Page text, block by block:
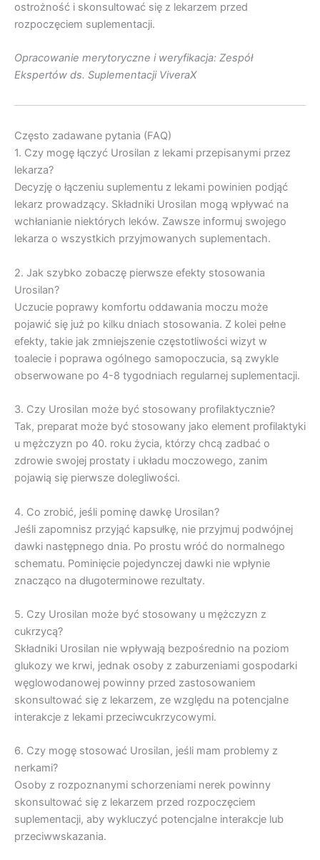
ostrożność i skonsultować się z lekarzem przed
rozpoczęciem suplementacji.
Opracowanie merytoryczne i weryfikacja: Zespół
Ekspertów ds. Suplementacji ViveraX
Często zadawane pytania (FAQ)
1. Czy mogę łączyć Urosilan z lekami przepisanymi przez
lekarza?
Decyzję o łączeniu suplementu z lekami powinien podjąć
lekarz prowadzący. Składniki Urosilan mogą wpływać na
wchłanianie niektórych leków. Zawsze informuj swojego
lekarza o wszystkich przyjmowanych suplementach.
2. Jak szybko zobaczę pierwsze efekty stosowania
Urosilan?
Uczucie poprawy komfortu oddawania moczu może
pojawić się już po kilku dniach stosowania. Z kolei pełne
efekty, takie jak zmniejszenie częstotliwości wizyt w
toalecie i poprawa ogólnego samopoczucia, są zwykle
obserwowane po 4-8 tygodniach regularnej suplementacji.
3. Czy Urosilan może być stosowany profilaktycznie?
Tak, preparat może być stosowany jako element profilaktyki
u mężczyzn po 40. roku życia, którzy chcą zadbać o
zdrowie swojej prostaty i układu moczowego, zanim
pojawią się pierwsze dolegliwości.
4. Co zrobić, jeśli pominę dawkę Urosilan?
Jeśli zapomnisz przyjąć kapsułkę, nie przyjmuj podwójnej
dawki następnego dnia. Po prostu wróć do normalnego
schematu. Pominięcie pojedynczej dawki nie wpłynie
znacząco na długoterminowe rezultaty.
5. Czy Urosilan może być stosowany u mężczyzn z
cukrzycą?
Składniki Urosilan nie wpływają bezpośrednio na poziom
glukozy we krwi, jednak osoby z zaburzeniami gospodarki
węglowodanowej powinny przed zastosowaniem
skonsultować się z lekarzem, ze względu na potencjalne
interakcje z lekami przeciwcukrzycowymi.
6. Czy mogę stosować Urosilan, jeśli mam problemy z
nerkami?
Osoby z rozpoznanymi schorzeniami nerek powinny
skonsultować się z lekarzem przed rozpoczęciem
suplementacji, aby wykluczyć potencjalne interakcje lub
przeciwwskazania.